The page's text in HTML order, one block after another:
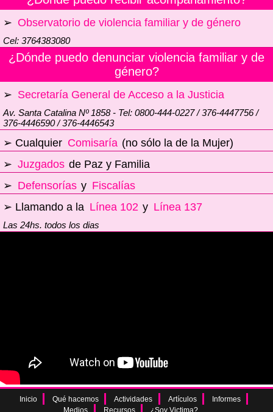
➢ Observatorio de violencia familiar y de género
Cel: 3764383080
¿Dónde puedo denunciar violencia familiar y de
género?
➢ Secretaría General de Acceso a la Justicia
Av. Santa Catalina Nº 1858 - Tel: 0800-444-0227 / 376-4447756 /
376-4446590 / 376-4446543
➢ Cualquier Comisaría (no sólo la de la Mujer)
➢ Juzgados de Paz y Familia
➢ Defensorías y Fiscalías
➢ Llamando a la Línea 102 y Línea 137
Las 24hs. todos los dias
Inicio Qué hacemos Actividades Artículos
Informes
Medios
Recursos ¿Soy Victima?